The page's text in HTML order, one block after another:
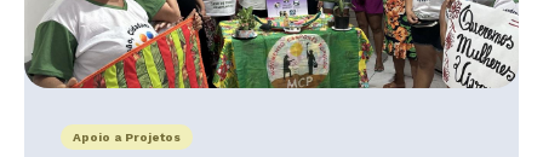
Apoio a Projetos